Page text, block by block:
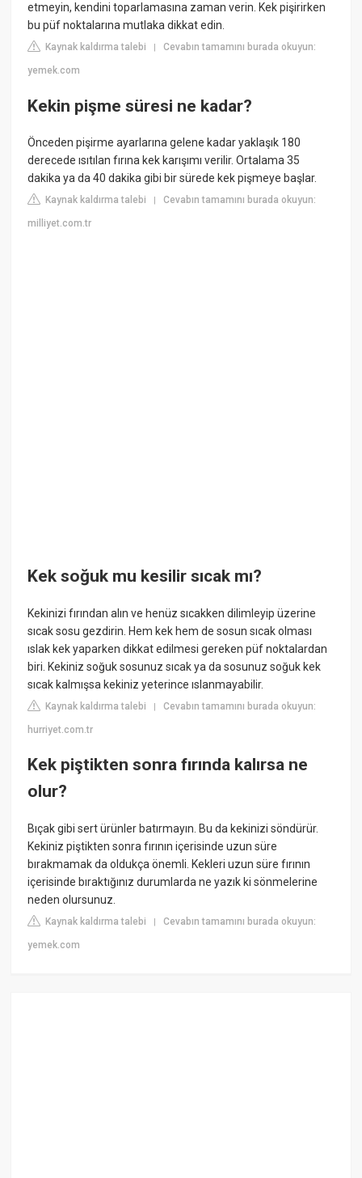
etmeyin, kendini toparlamasına zaman verin. Kek pişirirken
bu püf noktalarına mutlaka dikkat edin.
Kaynak kaldırma talebi |Cevabın tamamını burada okuyun:
yemek.com
Kekin pişme süresi ne kadar?
Önceden pişirme ayarlarına gelene kadar yaklaşık 180
derecede ısıtılan fırına kek karışımı verilir. Ortalama 35
dakika ya da 40 dakika gibi bir sürede kek pişmeye başlar.
Kaynak kaldırma talebi |Cevabın tamamını burada okuyun:
milliyet.com.tr
Kek soğuk mu kesilir sıcak mı?
Kekinizi fırından alın ve henüz sıcakken dilimleyip üzerine
sıcak sosu gezdirin. Hem kek hem de sosun sıcak olması
ıslak kek yaparken dikkat edilmesi gereken püf noktalardan
biri. Kekiniz soğuk sosunuz sıcak ya da sosunuz soğuk kek
sıcak kalmışsa kekiniz yeterince ıslanmayabilir.
Kaynak kaldırma talebi |Cevabın tamamını burada okuyun:
hurriyet.com.tr
Kek piştikten sonra fırında kalırsa ne
olur?
Bıçak gibi sert ürünler batırmayın. Bu da kekinizi söndürür.
Kekiniz piştikten sonra fırının içerisinde uzun süre
bırakmamak da oldukça önemli. Kekleri uzun süre fırının
içerisinde bıraktığınız durumlarda ne yazık ki sönmelerine
neden olursunuz.
Kaynak kaldırma talebi |Cevabın tamamını burada okuyun:
yemek.com